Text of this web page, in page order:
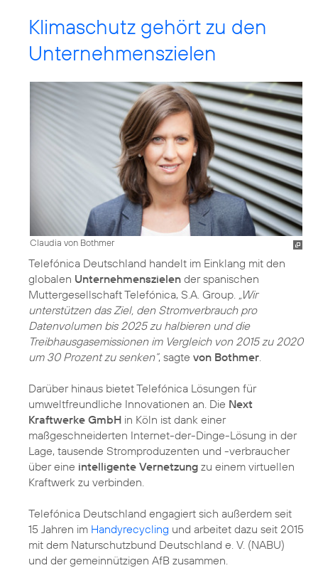
Klimaschutz gehört zu den
Unternehmenszielen
Claudia von Bothmer
Telefónica Deutschland handelt im Einklang mit den
globalen Unternehmenszielen der spanischen
Muttergesellschaft Telefónica, S.A. Group.
„Wir
unterstützen das Ziel, den Stromverbrauch pro
Datenvolumen bis 2025 zu halbieren und die
Treibhausgasemissionen im Vergleich von 2015 zu 2020
um 30 Prozent zu senken“, sagte von Bothmer
Darüber hinaus bietet Telefónica Lösungen für
umweltfreundliche Innovationen an. Die Next
Kraftwerke GmbH in Köln ist dank einer
maßgeschneiderten Internet-der-Dinge-Lösung in der
Lage, tausende Stromproduzenten und -verbraucher
über eine intelligente Vernetzung zu einem virtuellen
Kraftwerk zu verbinden.
Telefónica Deutschland engagiert sich außerdem seit
15 Jahren im Handyrecycling und arbeitet dazu seit 2015
mit dem Naturschutzbund Deutschland e. V. (NABU)
und der gemeinnützigen AfB zusammen.